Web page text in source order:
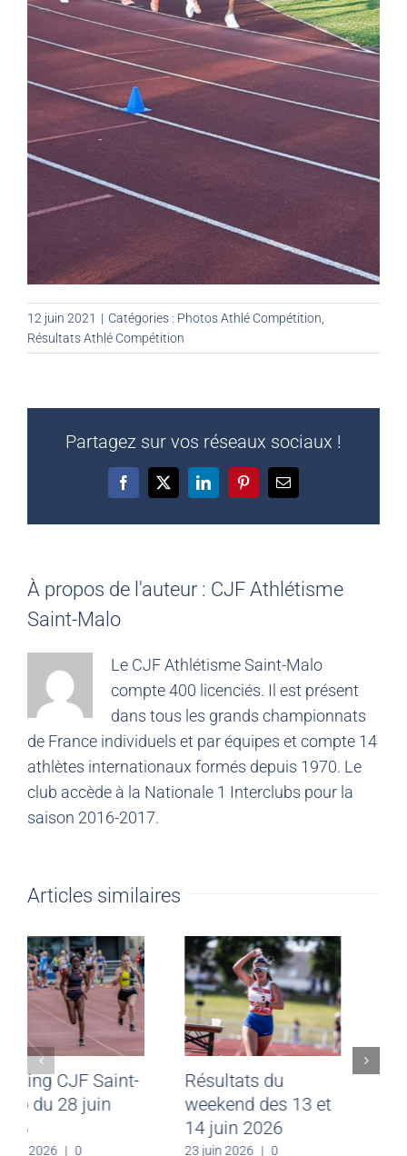
12 juin 2021 | Catégories : Photos Athlé Compétition,
Résultats Athlé Compétition
Partagez sur vos réseaux sociaux !
Facebook
X LinkedInPinterestEmail
À propos de l'auteur : CJF Athlétisme
Saint-Malo
Le CJF Athlétisme Saint-Malo
compte 400 licenciés. Il est présent
dans tous les grands championnats
de France individuels et par équipes et compte 14
athlètes internationaux formés depuis 1970. Le
club accède à la Nationale 1 Interclubs pour la
saison 2016-2017.
Articles similaires
Meeting CJF Saint-
Malo du 28 juin
2026
30 juin 2026
Résultats du
weekend des 13 et
14 juin 2026
23 juin 2026